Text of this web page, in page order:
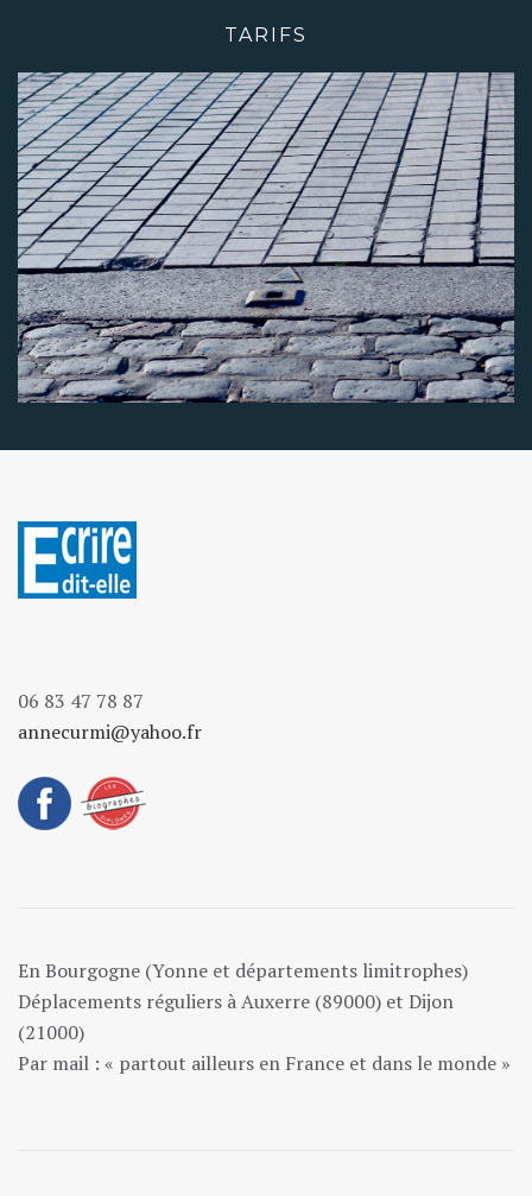
TARIFS
06 83 47 78 87
annecurmi@yahoo.fr
En Bourgogne (Yonne et départements limitrophes)
Déplacements réguliers à Auxerre (89000) et Dijon
(21000)
Par mail : « partout ailleurs en France et dans le monde »